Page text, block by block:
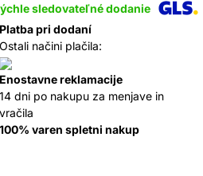
sledovateľné dodanie
Platba pri dodaní
Ostali načini plačila:
Enostavne reklamacije
14 dni po nakupu za menjave in
vračila
100% varen spletni nakup